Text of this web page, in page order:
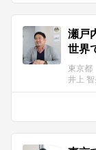
瀬戸
世界
東京
井上